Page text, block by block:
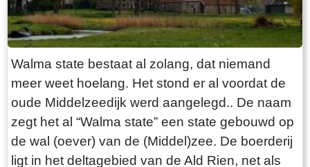
de pont gaat varen!
Walma state bestaat al zolang, dat niemand
meer weet hoelang. Het stond er al voordat de
oude Middelzeedijk werd aangelegd.. De naam
zegt het al “Walma state” een state gebouwd op
de wal (oever) van de (Middel)zee. De boerderij
ligt in het deltagebied van de Ald Rien, net als